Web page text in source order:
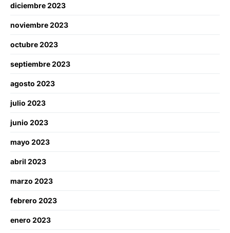
diciembre 2023
noviembre 2023
octubre 2023
septiembre 2023
agosto 2023
julio 2023
junio 2023
mayo 2023
abril 2023
marzo 2023
febrero 2023
enero 2023